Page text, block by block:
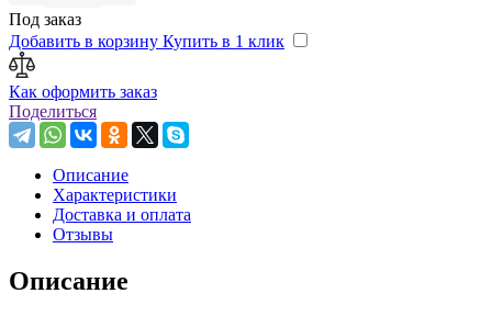
Под заказ
Добавить в корзину Купить в 1 клик
Как оформить заказ
Поделиться
Описание
Характеристики
Доставка и оплата
Отзывы
Описание